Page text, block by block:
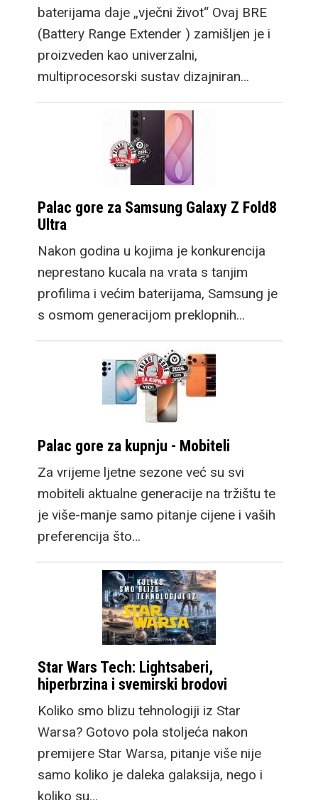
baterijama daje „vječni život“ Ovaj BRE
(Battery Range Extender ) zamišljen je i
proizveden kao univerzalni,
multiprocesorski sustav dizajniran…
Palac gore za Samsung Galaxy Z Fold8
Ultra
Nakon godina u kojima je konkurencija
neprestano kucala na vrata s tanjim
profilima i većim baterijama, Samsung je
s osmom generacijom preklopnih…
Palac gore za kupnju - Mobiteli
Za vrijeme ljetne sezone već su svi
mobiteli aktualne generacije na tržištu te
je više-manje samo pitanje cijene i vaših
preferencija što…
Star Wars Tech: Lightsaberi,
hiperbrzina i svemirski brodovi
Koliko smo blizu tehnologiji iz Star
Warsa? Gotovo pola stoljeća nakon
premijere Star Warsa, pitanje više nije
samo koliko je daleka galaksija, nego i
koliko su…